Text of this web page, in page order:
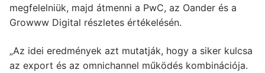
megfelelniük, majd átmenni a PwC, az Oander és a
Growww Digital részletes értékelésén.
„Az idei eredmények azt mutatják, hogy a siker kulcsa
az export és az omnichannel működés kombinációja.